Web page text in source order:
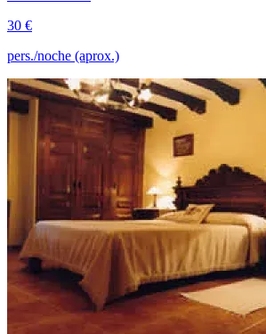
30 €
pers./noche (aprox.)